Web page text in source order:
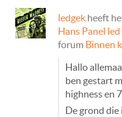
ledgek heeft
Hans Panel
forum Binnen
Hallo
ben gestart
highness en
De grond die